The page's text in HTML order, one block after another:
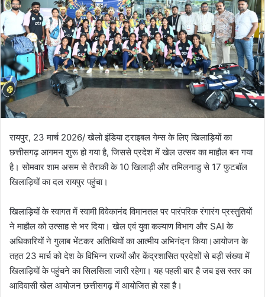
रायपुर, 23 मार्च 2026/ खेलो इंडिया ट्राइबल गेम्स के लिए खिलाड़ियों का
छत्तीसगढ़ आगमन शुरू हो गया है, जिससे प्रदेश में खेल उत्सव का माहौल बन गया
है। सोमवार शाम असम से तैराकी के 10 खिलाड़ी और तमिलनाडु से 17 फुटबॉल
खिलाड़ियों का दल रायपुर पहुंचा।
खिलाड़ियों के स्वागत में स्वामी विवेकानंद विमानतल पर पारंपरिक रंगारंग प्रस्तुतियों
ने माहौल को उत्साह से भर दिया। खेल एवं युवा कल्याण विभाग और SAI के
अधिकारियों ने गुलाब भेंटकर अतिथियों का आत्मीय अभिनंदन किया।आयोजन के
तहत 23 मार्च को देश के विभिन्न राज्यों और केंद्रशासित प्रदेशों से बड़ी संख्या में
खिलाड़ियों के पहुंचने का सिलसिला जारी रहेगा। यह पहली बार है जब इस स्तर का
आदिवासी खेल आयोजन छत्तीसगढ़ में आयोजित हो रहा है।